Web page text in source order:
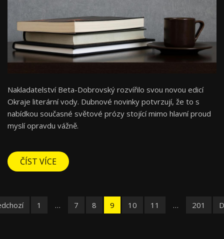
Nakladatelství Beta-Dobrovský rozvířilo svou novou edicí
Okraje literární vody. Dubnové novinky potvrzují, že to s
nabídkou současné světové prózy stojící mimo hlavní proud
myslí opravdu vážně.
ČÍST VÍCE
1 … 7 8 9 10 11 … 201